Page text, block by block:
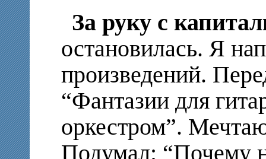
За руку с
остановилась. Я
произведений.
“Фантазии для
оркестром”.
Подумал: “Почему